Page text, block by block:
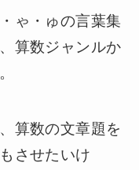
ゃ・ゅの言葉集
算数ジャンルか
算数の文章題を
させたいけ